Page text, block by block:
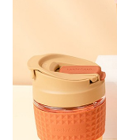
宗
制
丸
丸